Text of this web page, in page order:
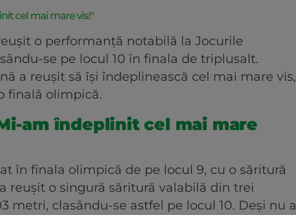
cel mai mare vis!"
o performanță notabilă la Jocurile
se pe locul 10 în finala de triplusalt.
a reușit să își îndeplinească cel mai mare vis,
finală olimpică.
am îndeplinit cel mai mare
în finala olimpică de pe locul 9, cu o săritură
reușit o singură săritură valabilă din trei
metri, clasându-se astfel pe locul 10. Deși nu a